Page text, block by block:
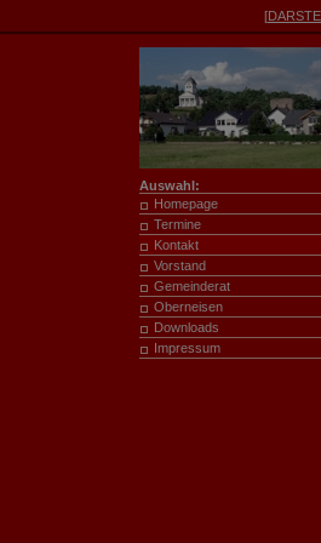
[
Auswahl:
Homepage
Termine
Kontakt
Vorstand
Gemeinderat
Oberneisen
Downloads
Impressum